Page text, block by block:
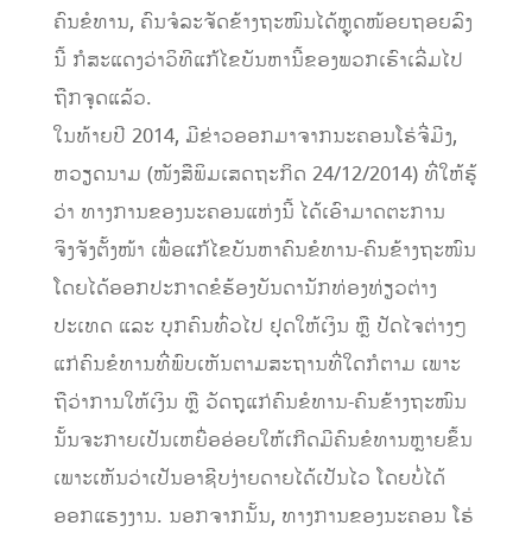
ຄົນຂໍທານ, ຄົນຈໍລະຈັດຂ້າງຖະໜົນໄດ້ຫຼຸດໜ້ອຍຖອຍລົງ
ນີ້ ກໍສະແດງວ່າວິທີແກ້ໄຂບັນຫານີ້ຂອງພວກເຮົາເລີ່ມໄປ
ຖືກຈຸດແລ້ວ.
ໃນທ້າຍປີ 2014, ມີຂ່າວອອກມາຈາກນະຄອນໂຮ່ຈີ່ມີງ,
ຫວຽດນາມ (ໜັງສືພິມເສດຖະກິດ 24/12/2014) ທີ່ໃຫ້ຮູ້
ວ່າ ທາງການຂອງນະຄອນແຫ່ງນີ້ ໄດ້ເອົາມາດຕະການ
ຈິງຈັງຕັ້ງໜ້າ ເພື່ອແກ້ໄຂບັນຫາຄົນຂໍທານ-ຄົນຂ້າງຖະໜົນ
ໂດຍໄດ້ອອກປະກາດຂໍຮ້ອງບັນດານັກທ່ອງທ່ຽວຕ່າງ
ປະເທດ ແລະ ບຸກຄົນທົ່ວໄປ ຢຸດໃຫ້ເງິນ ຫຼື ປັດໄຈຕ່າງໆ
ແກ່ຄົນຂໍທານທີ່ພົບເຫັນຕາມສະຖານທີ່ໃດກໍຕາມ ເພາະ
ຖືວ່າການໃຫ້ເງິນ ຫຼື ວັດຖຸແກ່ຄົນຂໍທານ-ຄົນຂ້າງຖະໜົນ
ນັ້ນຈະກາຍເປັນເຫຍື່ອອ່ອຍໃຫ້ເກີດມີຄົນຂໍທານຫຼາຍຂຶ້ນ
ເພາະເຫັນວ່າເປັນອາຊີບງ່າຍດາຍໄດ້ເປັນໄວ ໂດຍບໍ່ໄດ້
ອອກແຮງງານ. ນອກຈາກນັ້ນ, ທາງການຂອງນະຄອນ ໂຮ່